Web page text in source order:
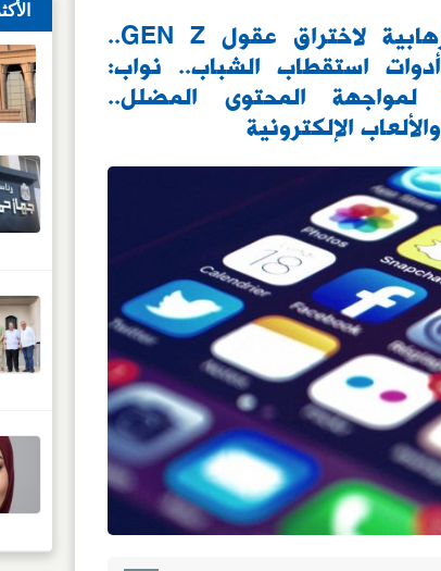
السوشيال ميديا سلاح الإرهابية لاختراق عقول GEN Z..
أدوات استقطاب الشباب.. نواب:
المحتوى المضلل..
الإلكترونية